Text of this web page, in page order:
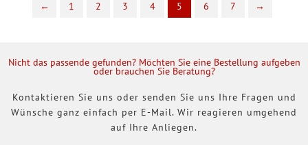
← 1 2 3 4 5 6 7 →
Nicht das passende gefunden? Möchten Sie eine Bestellung aufgeben
oder brauchen Sie Beratung?
Kontaktieren Sie uns oder senden Sie uns Ihre Fragen und
Wünsche ganz einfach per E-Mail. Wir reagieren umgehend
auf Ihre Anliegen.